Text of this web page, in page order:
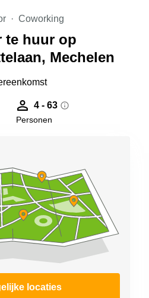
Coworking
te huur op
Mechelen
4 - 63
Personen
locaties